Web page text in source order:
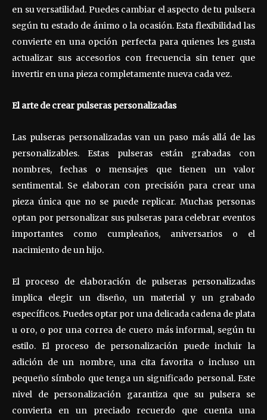
en su versatilidad. Puedes cambiar el aspecto de tu pulsera
según tu estado de ánimo o la ocasión. Esta flexibilidad las
convierte en una opción perfecta para quienes les gusta
actualizar sus accesorios con frecuencia sin tener que
invertir en una pieza completamente nueva cada vez.
El arte de crear pulseras personalizadas
Las pulseras personalizadas van un paso más allá de las
personalizables. Estas pulseras están grabadas con
nombres, fechas o mensajes que tienen un valor
sentimental. Se elaboran con precisión para crear una
pieza única que no se puede replicar. Muchas personas
optan por personalizar sus pulseras para celebrar eventos
importantes como cumpleaños, aniversarios o el
nacimiento de un hijo.
El proceso de elaboración de pulseras personalizadas
implica elegir un diseño, un material y un grabado
específicos. Puedes optar por una delicada cadena de plata
u oro, o por una correa de cuero más informal, según tu
estilo. El proceso de personalización puede incluir la
adición de un nombre, una cita favorita o incluso un
pequeño símbolo que tenga un significado personal. Este
nivel de personalización garantiza que su pulsera se
convierta en un preciado recuerdo que cuenta una